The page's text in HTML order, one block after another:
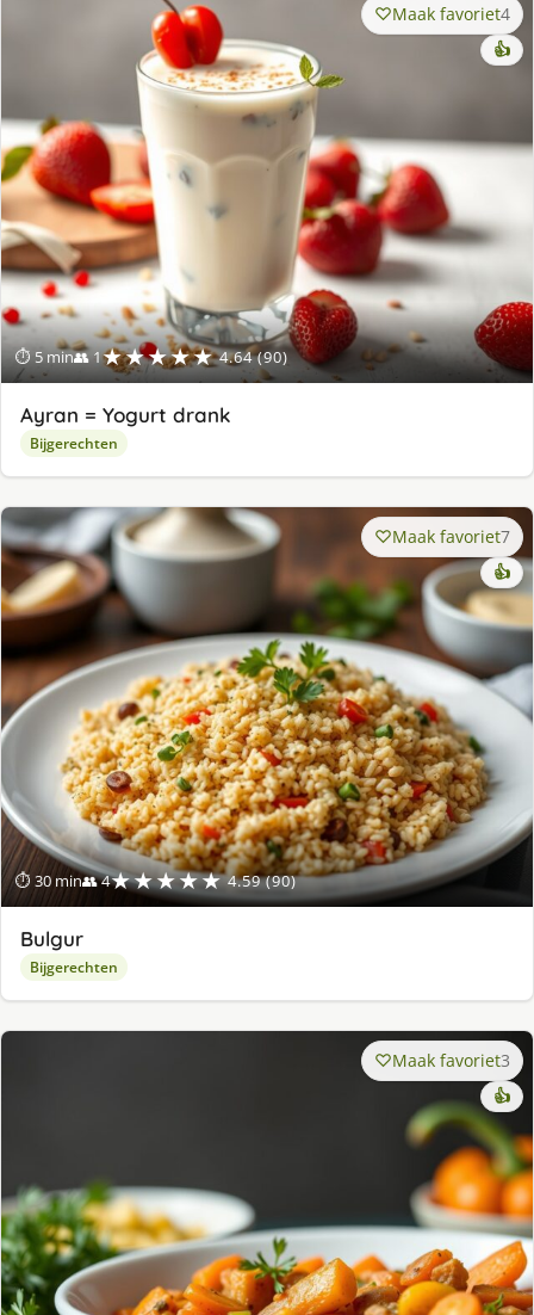
⏱ 5 min👥 1★★★★★ 4.64 (90)
Maak favoriet4
👍
Ayran = Yogurt drank
Bijgerechten
⏱ 30 min👥 4★★★★★ 4.59 (90)
Maak favoriet7
👍
Bulgur
Bijgerechten
Maak favoriet3
👍